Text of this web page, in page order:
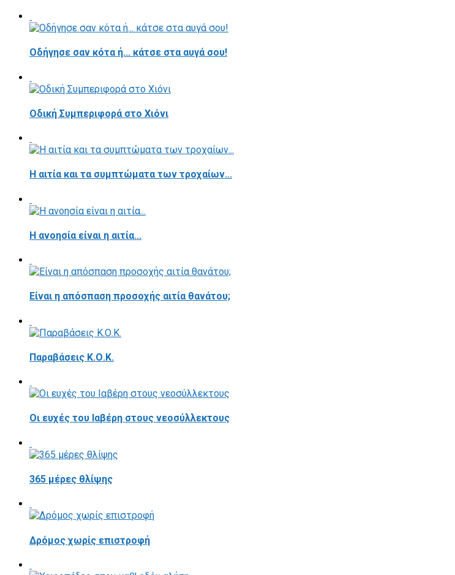
Οδήγησε σαν κότα ή... κάτσε στα αυγά σου!
Οδική Συμπεριφορά στο Χιόνι
Η αιτία και τα συμπτώματα των τροχαίων...
Η ανοησία είναι η αιτία...
Είναι η απόσπαση προσοχής αιτία θανάτου;
Παραβάσεις Κ.Ο.Κ.
Οι ευχές του Ιαβέρη στους νεοσύλλεκτους
365 μέρες θλίψης
Δρόμος χωρίς επιστροφή